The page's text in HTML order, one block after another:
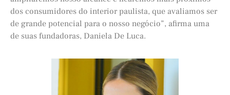
dos consumidores do interior paulista, que avaliamos ser
de grande potencial para o nosso negócio”, afirma uma
de suas fundadoras, Daniela De Luca.